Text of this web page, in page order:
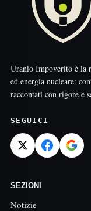
Uranio Impoverito è la
ed energia nucleare:
raccontati con rigore e
SEGUICI
SEZIONI
Notizie